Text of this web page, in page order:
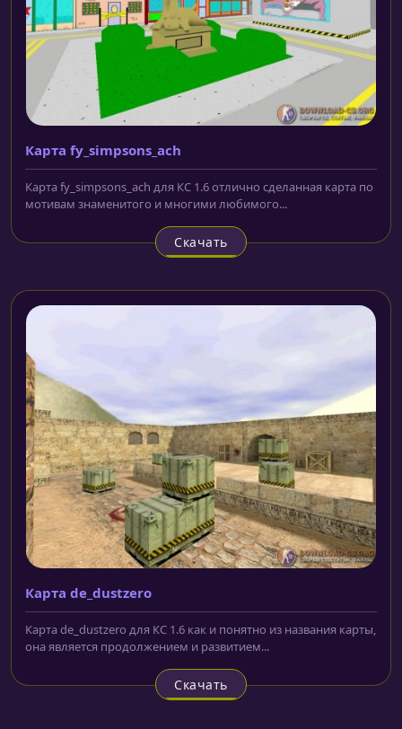
Карта fy_simpsons_ach
Карта fy_simpsons_ach для КС 1.6 отлично сделанная карта по
мотивам знаменитого и многими любимого...
Скачать
Карта de_dustzero
Карта de_dustzero для КС 1.6 как и понятно из названия карты,
она является продолжением и развитием...
Скачать